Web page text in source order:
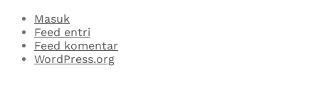
Masuk
Feed entri
Feed komentar
WordPress.org